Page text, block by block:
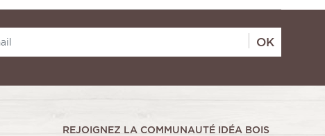
OK
REJOIGNEZ LA COMMUNAUTÉ IDÉA BOIS